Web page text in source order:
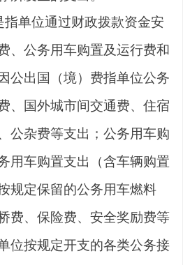
指单位通过财政拨款资金安
、公务用车购置及运行费和
公出国（境）费指单位公务
、国外城市间交通费、住宿
公杂费等支出；公务用车购
用车购置支出（含车辆购置
规定保留的公务用车燃料
费、保险费、安全奖励费等
位按规定开支的各类公务接